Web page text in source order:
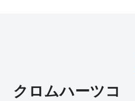
クロムハーツコ